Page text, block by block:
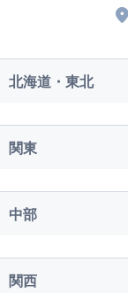
北海道・東北
関東
中部
関西